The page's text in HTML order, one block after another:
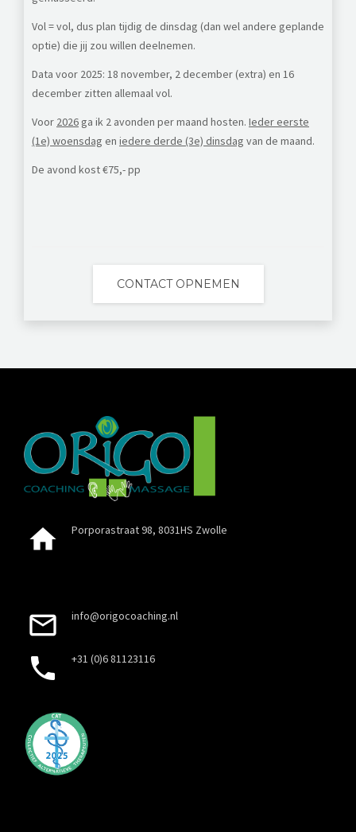
Vol = vol, dus plan tijdig de dinsdag (dan wel andere geplande
optie) die jij zou willen deelnemen.
Data voor 2025: 18 november, 2 december (extra) en 16
december zitten allemaal vol.
Voor 2026 ga ik 2 avonden per maand hosten. Ieder eerste
(1e) woensdag en iedere derde (3e) dinsdag van de maand.
De avond kost €75,- pp
CONTACT OPNEMEN
Porporastraat 98, 8031HS Zwolle
info@origocoaching.nl
+31 (0)6 81123116